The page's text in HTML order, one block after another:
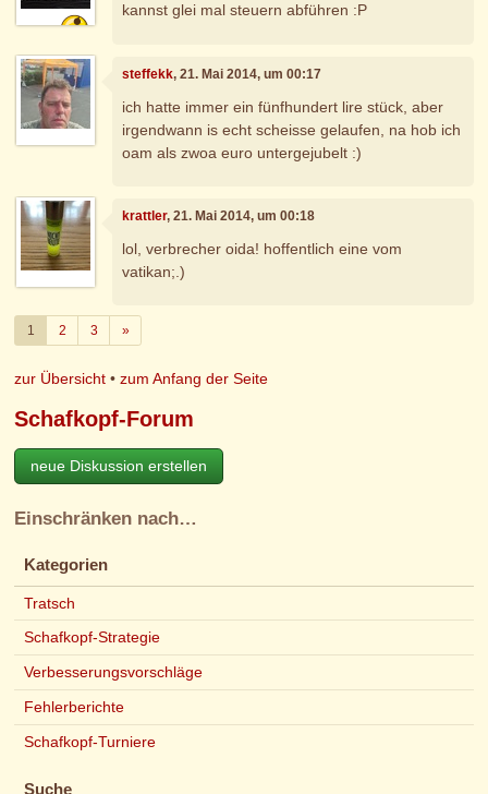
kannst glei mal steuern abführen :P
steffekk, 21. Mai 2014, um 00:17
ich hatte immer ein fünfhundert lire stück, aber
irgendwann is echt scheisse gelaufen, na hob ich
oam als zwoa euro untergejubelt :)
krattler, 21. Mai 2014, um 00:18
lol, verbrecher oida! hoffentlich eine vom
vatikan;.)
1 2 3 »Weiter
zur Übersicht •zum Anfang der Seite
Schafkopf-Forum
neue Diskussion erstellen
Einschränken nach…
Kategorien
Tratsch
Schafkopf-Strategie
Verbesserungsvorschläge
Fehlerberichte
Schafkopf-Turniere
Suche